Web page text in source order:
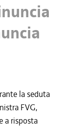
la seduta
FVG,
a risposta